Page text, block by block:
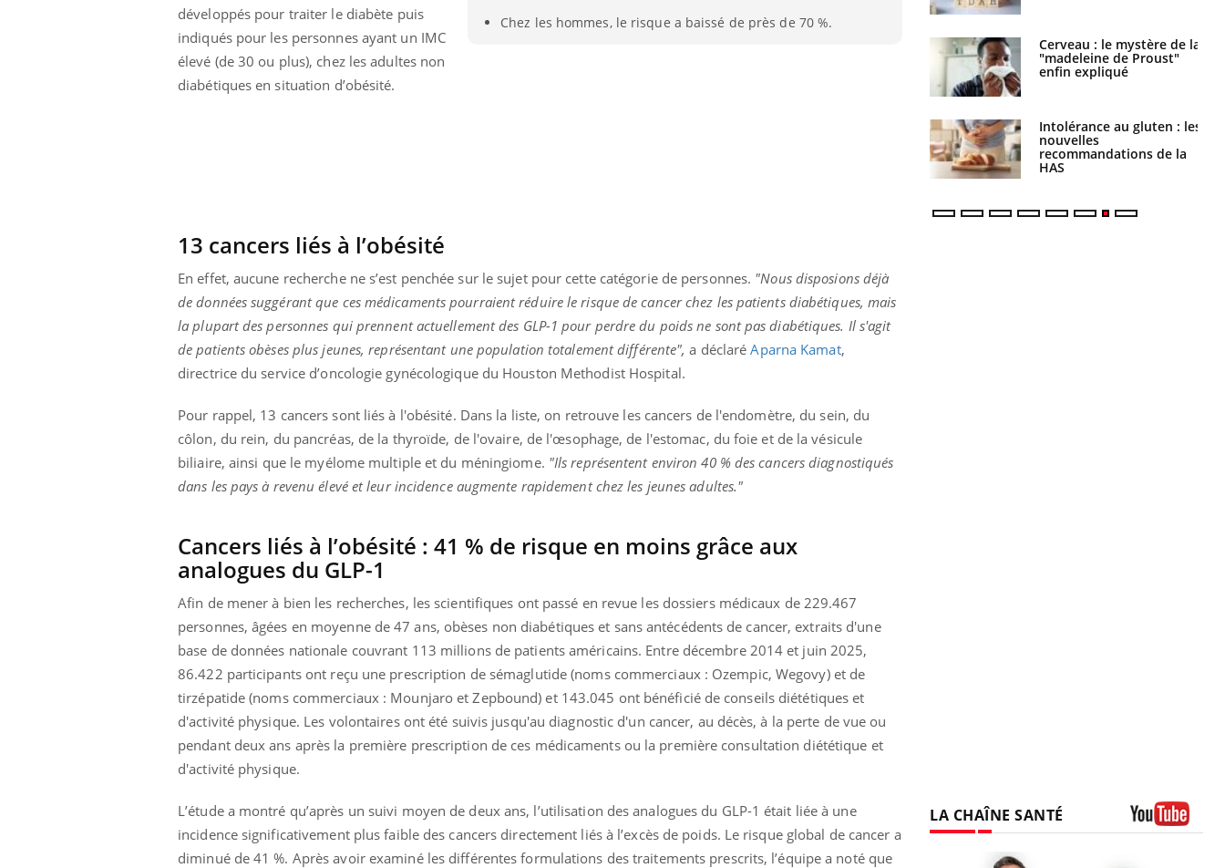
Chez les hommes, le risque a baissé de près de 70 %.
développés pour traiter le diabète puis
indiqués pour les personnes ayant un IMC
élevé (de 30 ou plus), chez les adultes non
diabétiques en situation d’obésité.
13 cancers liés à l’obésité
En effet, aucune recherche ne s’est penchée sur le sujet pour cette catégorie de personnes. "Nous disposions déjà
de données suggérant que ces médicaments pourraient réduire le risque de cancer chez les patients diabétiques, mais
la plupart des personnes qui prennent actuellement des GLP-1 pour perdre du poids ne sont pas diabétiques. Il s'agit
de patients obèses plus jeunes, représentant une population totalement différente", a déclaréAparna Kamat,
directrice du service d’oncologie gynécologique du Houston Methodist Hospital.
Pour rappel, 13 cancers sont liés à l'obésité. Dans la liste, on retrouve les cancers de l'endomètre, du sein, du
côlon, du rein, du pancréas, de la thyroïde, de l'ovaire, de l'œsophage, de l'estomac, du foie et de la vésicule
biliaire, ainsi que le myélome multiple et du méningiome. "Ils représentent environ 40 % des cancers diagnostiqués
dans les pays à revenu élevé et leur incidence augmente rapidement chez les jeunes adultes."
Cancers liés à l’obésité : 41 % de risque en moins grâce aux
analogues du GLP-1
Afin de mener à bien les recherches, les scientifiques ont passé en revue les dossiers médicaux de 229.467
personnes, âgées en moyenne de 47 ans, obèses non diabétiques et sans antécédents de cancer, extraits d'une
base de données nationale couvrant 113 millions de patients américains. Entre décembre 2014 et juin 2025,
86.422 participants ont reçu une prescription de sémaglutide (noms commerciaux : Ozempic, Wegovy) et de
tirzépatide (noms commerciaux : Mounjaro et Zepbound) et 143.045 ont bénéficié de conseils diététiques et
d'activité physique. Les volontaires ont été suivis jusqu'au diagnostic d'un cancer, au décès, à la perte de vue ou
pendant deux ans après la première prescription de ces médicaments ou la première consultation diététique et
d'activité physique.
L’étude a montré qu’après un suivi moyen de deux ans, l’utilisation des analogues du GLP-1 était liée à une
incidence significativement plus faible des cancers directement liés à l’excès de poids. Le risque global de cancer a
diminué de 41 %. Après avoir examiné les différentes formulations des traitements prescrits, l’équipe a noté que
Grossesse et chaleur : ce
que dit la science
Cerveau : le mystère de la
"madeleine de Proust"
enfin expliqué
Intolérance au gluten : les
nouvelles
recommandations de la
HAS
LA CHAÎNE SANTÉ